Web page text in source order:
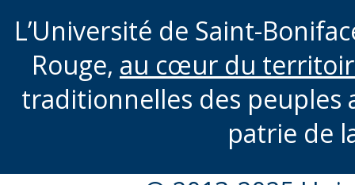
L’Université de Saint-
Rouge, au cœur du
traditionnelles des peuples
patrie de